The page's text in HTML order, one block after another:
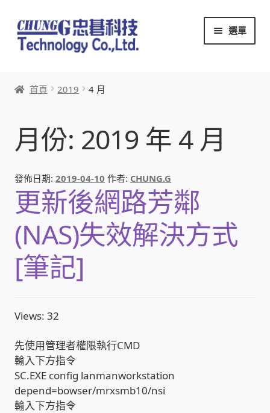
跳
至
導
列
跳
至
主
內
選單
本站文章導覽
創辦人:林慶忠
頭份獅子會
竹南百齡扶輪社
儀器設備
網路建置規劃維修-實績案例
首頁 2019 4 月
月份: 2019 年 4 月
發佈日期:2019-04-10 作者: CHUNG.G
更新後網路芳鄰
(NAS)失效解決方式
[筆記]
Views: 32
先使用管理者權限執行CMD
輸入下方指令
SC.EXE config lanmanworkstation
depend=bowser/mrxsmb10/nsi
輸入下方指令